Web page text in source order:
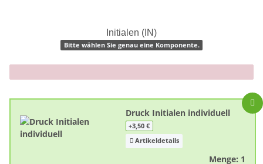
Initialen (IN)
Bitte wählen Sie genau eine Komponente.
x
Druck Initialen individuell
+3,50 €
Artikeldetails
Menge: 1